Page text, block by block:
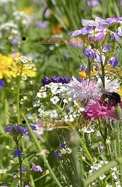
La campagne
Présentation